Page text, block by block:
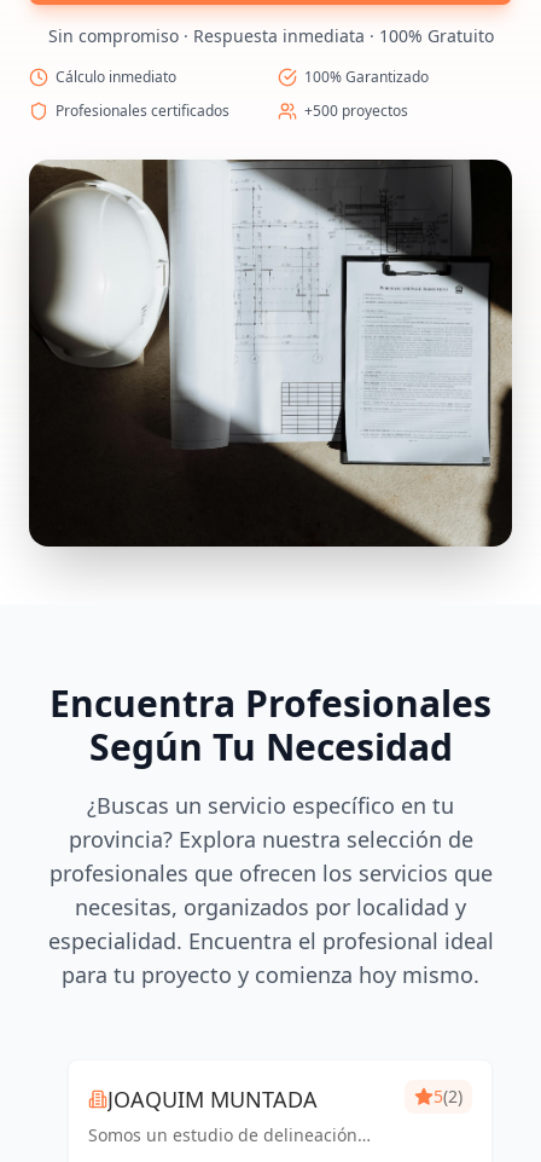
Sin compromiso · Respuesta inmediata · 100% Gratuito
Cálculo inmediato
100% Garantizado
Profesionales certificados
+500 proyectos
Encuentra Profesionales
Según Tu Necesidad
¿Buscas un servicio específico en tu
provincia? Explora nuestra selección de
profesionales que ofrecen los servicios que
necesitas, organizados por localidad y
especialidad. Encuentra el profesional ideal
para tu proyecto y comienza hoy mismo.
JOAQUIM MUNTADA
Somos un estudio de delineación
5(2)